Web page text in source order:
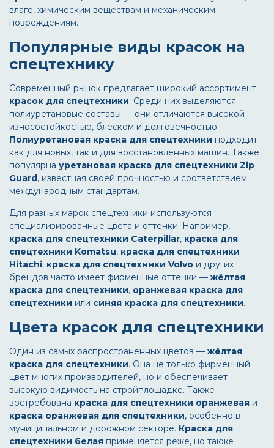
влаге, химическим веществам и механическим
повреждениям.
Популярные виды красок на
спецтехнику
Современный рынок предлагает широкий ассортимент
красок для спецтехники. Среди них выделяются
полиуретановые составы — они отличаются высокой
износостойкостью, блеском и долговечностью.
Полиуретановая краска для спецтехники подходит
как для новых, так и для восстановленных машин. Также
популярна уретановая краска для спецтехники Zip
Guard, известная своей прочностью и соответствием
международным стандартам.
Для разных марок спецтехники используются
специализированные цвета и оттенки. Например,
краска для спецтехники Caterpillar, краска для
спецтехники Komatsu, краска для спецтехники
Hitachi, краска для спецтехники Volvo и других
брендов часто имеет фирменные оттенки — жёлтая
краска для спецтехники, оранжевая краска для
спецтехники или синяя краска для спецтехники.
Цвета красок для спецтехники
Один из самых распространённых цветов — жёлтая
краска для спецтехники. Она не только фирменный
цвет многих производителей, но и обеспечивает
высокую видимость на стройплощадке. Также
востребована краска для спецтехники оранжевая и
краска оранжевая для спецтехники, особенно в
муниципальном и дорожном секторе. Краска для
спецтехники белая применяется реже, но также